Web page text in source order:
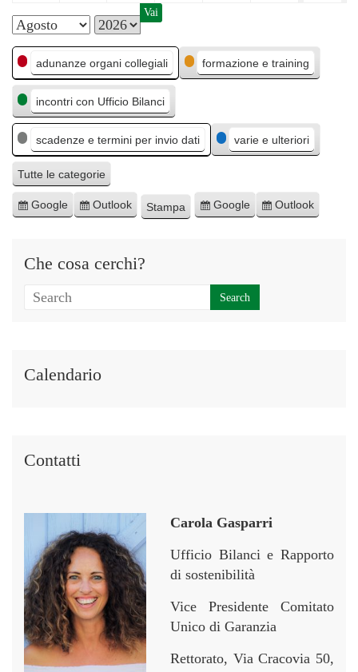
M
e
s
e
A
n
n
o
C
a
e
g
o
r
i
adunanze organi collegiali formazione e training
incontri con Ufficio Bilanci
scadenze e termini per invio dati varie e ulteriori
Tutte le categorie
I
r
v
n
Google
I
r
n
Outlook Stampa
M
E
t
a
Google
E
Outlook
Che cosa cerchi?
Calendario
Contatti
Carola Gasparri
Ufficio Bilanci e Rapporto
di sostenibilità
Vice Presidente Comitato
Unico di Garanzia
Rettorato, Via Cracovia 50,